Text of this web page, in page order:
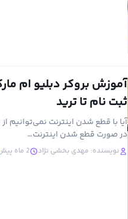
ثبت نام تا ترید
آیا با قطع شدن اینترنت نمی‌توانیم
در صورت قطع شدن اینترنت…
نویسنده: مهدی بخشی نژاد 2 ماه پیش